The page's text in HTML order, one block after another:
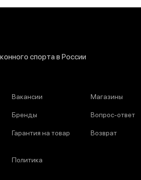
спорта в России
Вакансии Магазины
Бренды Вопрос-ответ
Гарантия на товар Возврат
Политика